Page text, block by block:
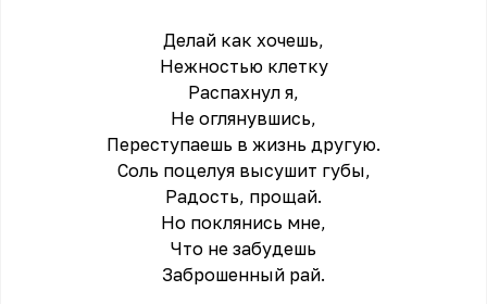
Делай как хочешь,
Нежностью клетку
Распахнул я,
Не оглянувшись,
Переступаешь в жизнь другую.
Соль поцелуя высушит губы,
Радость, прощай.
Но поклянись мне,
Что не забудешь
Заброшенный рай.